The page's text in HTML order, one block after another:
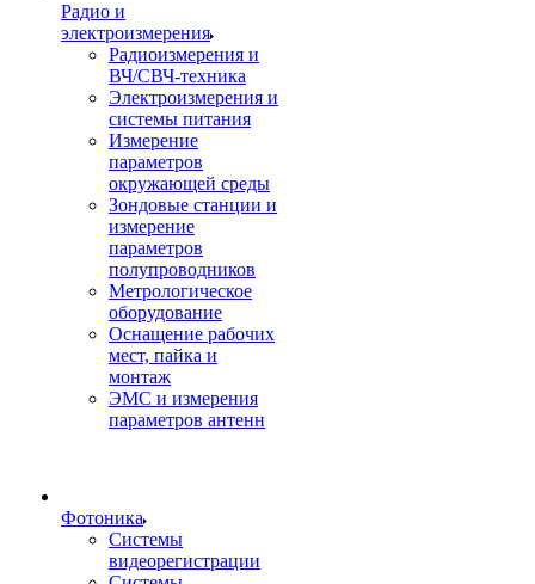
Радио и
электроизмерения
Радиоизмерения и
ВЧ/СВЧ-техника
Электроизмерения и
системы питания
Измерение
параметров
окружающей среды
Зондовые станции и
измерение
параметров
полупроводников
Метрологическое
оборудование
Оснащение рабочих
мест, пайка и
монтаж
ЭМС и измерения
параметров антенн
Фотоника
Cистемы
видеорегистрации